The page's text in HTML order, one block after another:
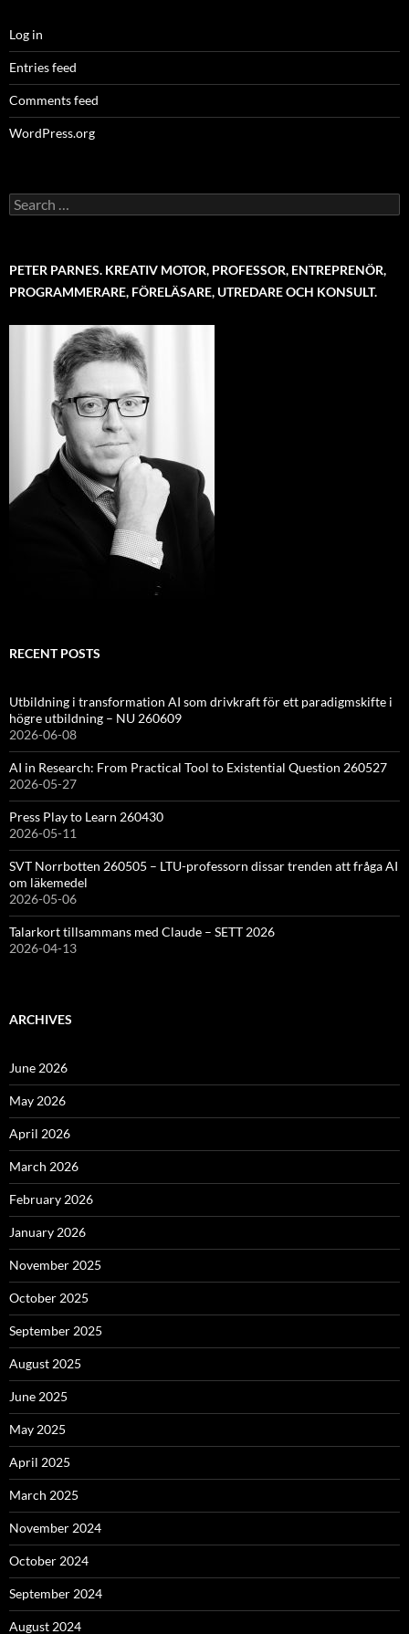
Log in
Entries feed
Comments feed
WordPress.org
Search
for:
PETER PARNES. KREATIV MOTOR, PROFESSOR, ENTREPRENÖR,
PROGRAMMERARE, FÖRELÄSARE, UTREDARE OCH KONSULT.
RECENT POSTS
Utbildning i transformation AI som drivkraft för ett paradigmskifte i
högre utbildning – NU 260609
2026-06-08
AI in Research: From Practical Tool to Existential Question 260527
2026-05-27
Press Play to Learn 260430
2026-05-11
SVT Norrbotten 260505 – LTU-professorn dissar trenden att fråga AI
om läkemedel
2026-05-06
Talarkort tillsammans med Claude – SETT 2026
2026-04-13
ARCHIVES
June 2026
May 2026
April 2026
March 2026
February 2026
January 2026
November 2025
October 2025
September 2025
August 2025
June 2025
May 2025
April 2025
March 2025
November 2024
October 2024
September 2024
August 2024